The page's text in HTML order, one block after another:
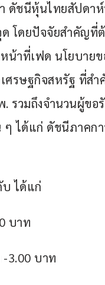
า ดัชนีหุ้นไทยสัปด
โดยปัจจัยสำคัญที่ต้
น้าที่เฟด นโยบาย
ศรษฐกิจสหรัฐ ที่ส
รวมถึงจำนวนผู้ขอ
ได้แก่ ดัชนีภาคก
ได้แก่
บาท
3.00 บาท